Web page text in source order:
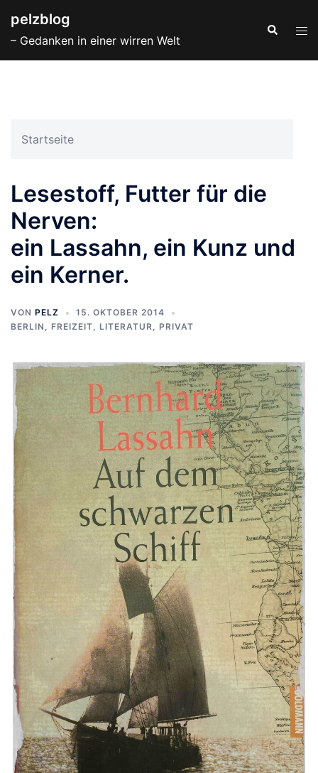
Inhalt
springen
pelzblog
– Gedanken in einer wirren Welt
Suche
Startseite
Lesestoff, Futter für die
Nerven:
ein Lassahn, ein Kunz und
ein Kerner.
VON PELZ
15. OKTOBER 2014
BERLIN , FREIZEIT, LITERATUR, PRIVAT